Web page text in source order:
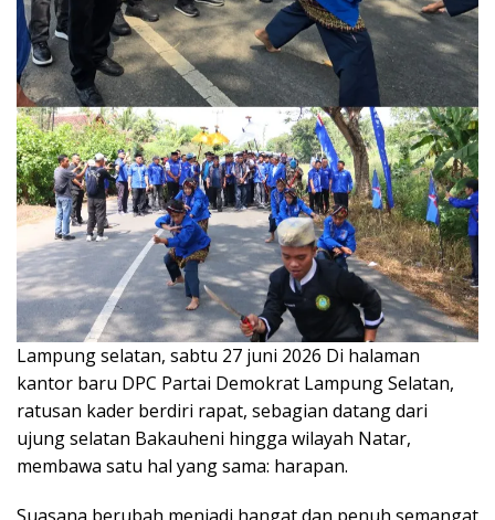
Lampung selatan, sabtu 27 juni 2026 Di halaman
kantor baru DPC Partai Demokrat Lampung Selatan,
ratusan kader berdiri rapat, sebagian datang dari
ujung selatan Bakauheni hingga wilayah Natar,
membawa satu hal yang sama: harapan.